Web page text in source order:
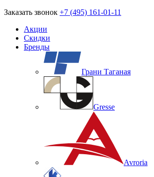
Заказать звонок +7 (495) 161-01-11
Акции
Скидки
Бренды
Грани Таганая
Gresse
Avroria